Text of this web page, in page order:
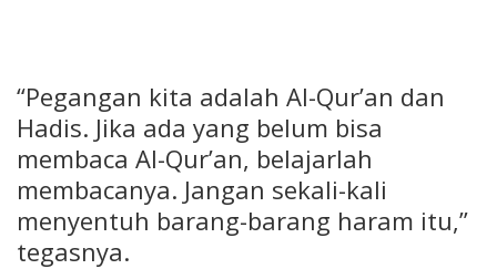
“Pegangan kita adalah Al-Qur’an dan
Hadis. Jika ada yang belum bisa
membaca Al-Qur’an, belajarlah
membacanya. Jangan sekali-kali
menyentuh barang-barang haram itu,”
tegasnya.